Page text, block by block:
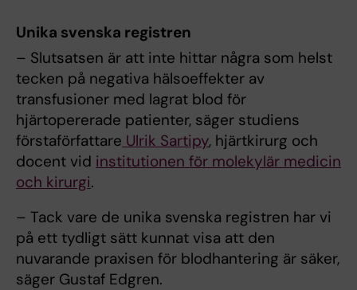
Unika svenska registren
– Slutsatsen är att inte hittar några som helst
tecken på negativa hälsoeffekter av
transfusioner med lagrat blod för
hjärtopererade patienter, säger studiens
förstaförfattare Ulrik Sartipy, hjärtkirurg och
docent vid institutionen för molekylär medicin
och kirurgi.
– Tack vare de unika svenska registren har vi
på ett tydligt sätt kunnat visa att den
nuvarande praxisen för blodhantering är säker,
säger Gustaf Edgren.